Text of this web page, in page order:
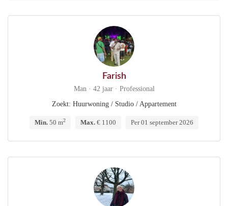
Farish
Man · 42 jaar · Professional
Zoekt: Huurwoning / Studio / Appartement
Min. 50 m2 Max. € 1100 Per 01 september 2026